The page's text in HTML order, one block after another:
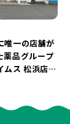
唯一の店舗が
品グループ
ムス 松浜店』